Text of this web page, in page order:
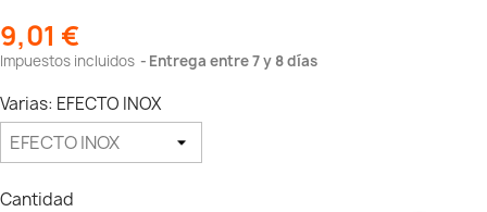
9,01 €
Impuestos incluidos Entrega entre 7 y 8 días
Varias: EFECTO INOX
Cantidad